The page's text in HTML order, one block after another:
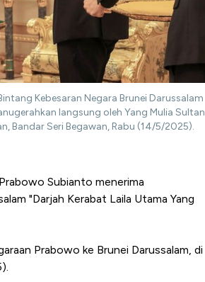
Kebesaran Negara Brunei Darussalam
langsung oleh Yang Mulia Sultan
Bandar Seri Begawan, Rabu (14/5/2025).
Subianto menerima
"Darjah Kerabat Laila Utama Yang
Prabowo ke Brunei Darussalam, di